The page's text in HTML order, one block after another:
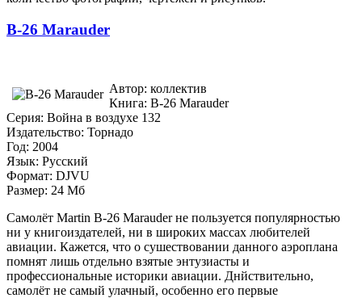
B-26 Marauder
Автор: коллектив
Книга: B-26 Marauder
Серия: Война в воздухе 132
Издательство: Торнадо
Год: 2004
Язык: Русский
Формат: DJVU
Размер: 24 Мб
Самолёт Martin B-26 Marauder не пользуется популярностью
ни у книгоиздателей, ни в широких массах любителей
авиации. Кажется, что о сушествовании данного аэроплана
помнят лишь отдельно взятые энтузиасты и
профессиональные историки авиации. Днйствительно,
самолёт не самый улачный, особенно его первые